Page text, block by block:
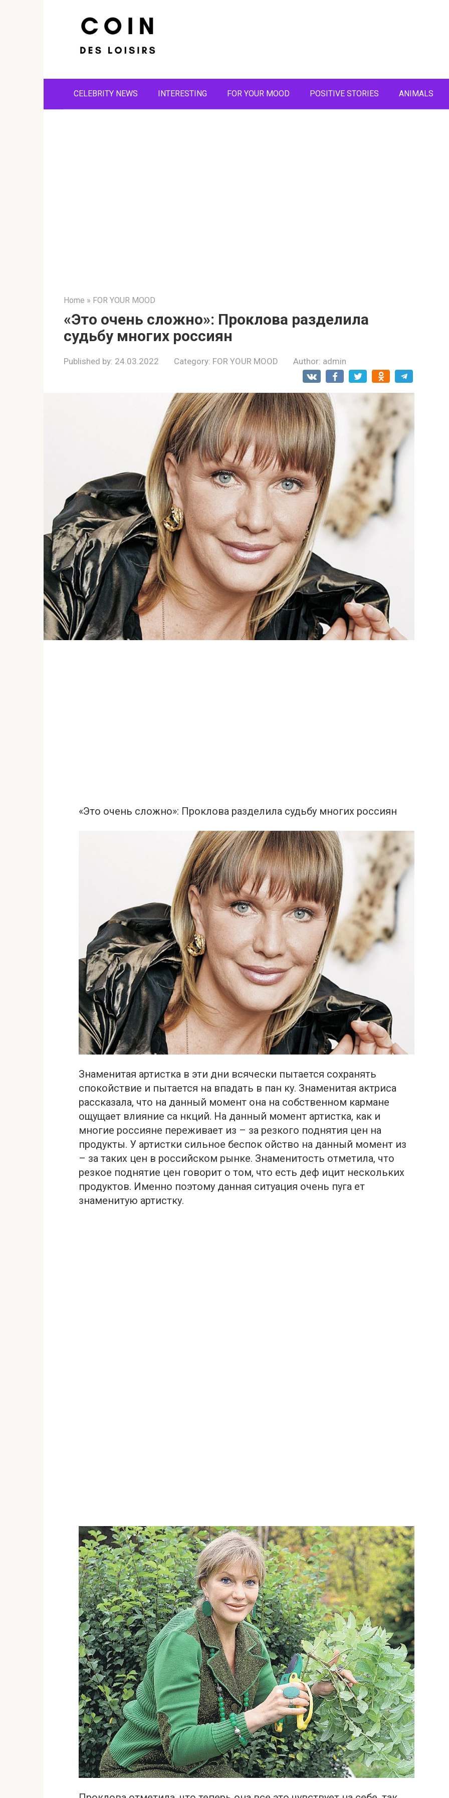
CELEBRITY NEWS INTERESTING FOR YOUR MOOD POSITIVE STORIES ANIMALS
Home » FOR YOUR MOOD
«Это очень сложно»: Проклова разделила
судьбу многих россиян
Published by: 24.03.2022 Category: FOR YOUR MOOD Author: admin
«Это очень сложно»: Проклова разделила судьбу многих россиян
Знаменитая артистка в эти дни всячески пытается сохранять
спокойствие и пытается на впадать в пан ку. Знаменитая актриса
рассказала, что на данный момент она на собственном кармане
ощущает влияние са нкций. На данный момент артистка, как и
многие россияне переживает из – за резкого поднятия цен на
продукты. У артистки сильное беспок ойство на данный момент из
– за таких цен в российском рынке. Знаменитость отметила, что
резкое поднятие цен говорит о том, что есть деф ицит нескольких
продуктов. Именно поэтому данная ситуация очень пуга ет
знаменитую артистку.